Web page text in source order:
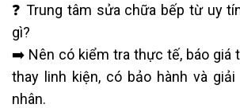
❓ Trung tâm sửa chữa bếp từ uy
gì?
➡️ Nên có kiểm tra thực tế, báo giá
thay linh kiện, có bảo hành và
nhân.